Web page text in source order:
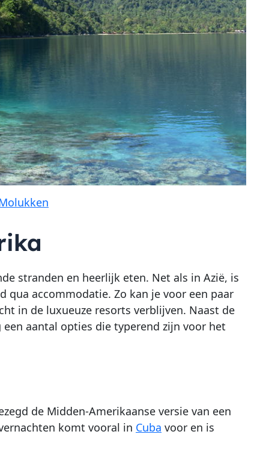
stranden en heerlijk eten. Net als in Azië, is
qua accommodatie. Zo kan je voor een paar
in de luxueuze resorts verblijven. Naast de
een aantal opties die typerend zijn voor het
de Midden-Amerikaanse versie van een
komt vooral in Cuba voor en is